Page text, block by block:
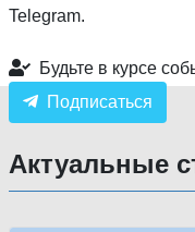
Telegram.
Будьте в курсе
Подписаться
Актуальные